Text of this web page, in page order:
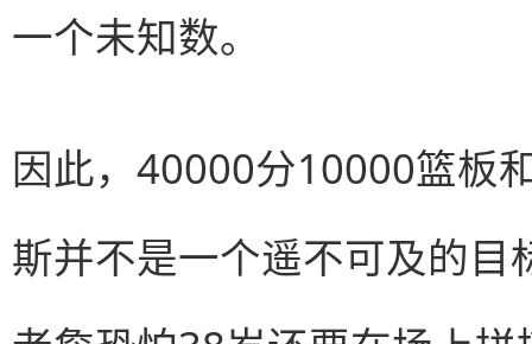
一个未知数。
因此，40000分10000篮板
斯并不是一个遥不可及的